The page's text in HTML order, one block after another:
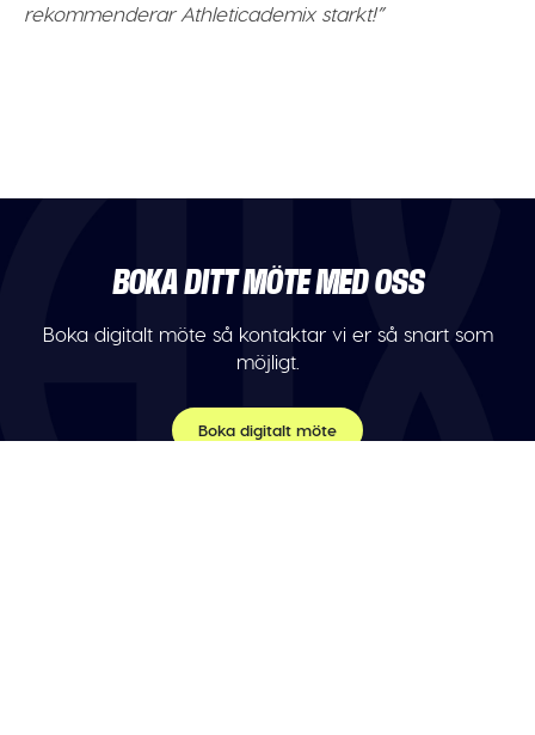
rekommenderar Athleticademix starkt!”
BOKA DITT MÖTE MED OSS
Boka digitalt möte så kontaktar vi er så snart som
möjligt.
Boka digitalt möte